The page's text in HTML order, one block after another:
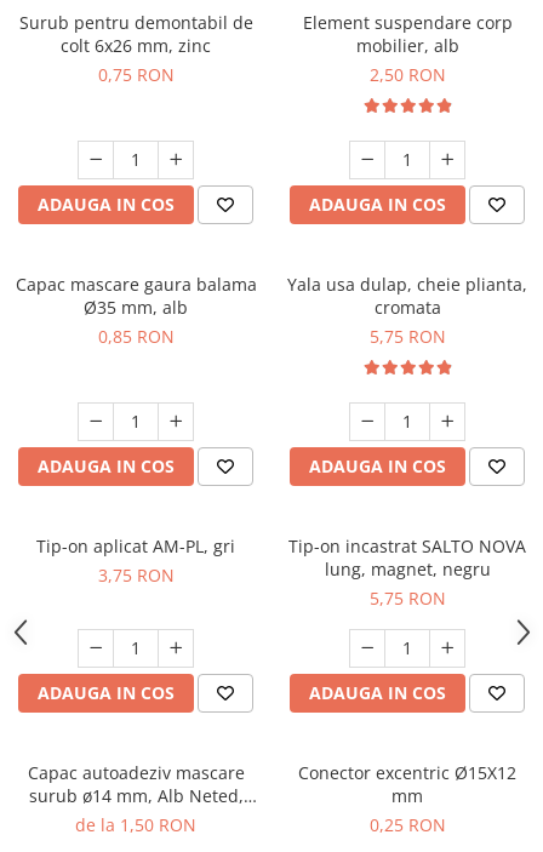
Surub pentru demontabil de
colt 6x26 mm, zinc
0,75 RON
ADAUGA IN COS
Element suspendare corp
mobilier, alb
2,50 RON
ADAUGA IN COS
Capac mascare gaura balama
Ø35 mm, alb
0,85 RON
ADAUGA IN COS
Yala usa dulap, cheie plianta,
cromata
5,75 RON
ADAUGA IN COS
Tip-on aplicat AM-PL, gri
3,75 RON
ADAUGA IN COS
Tip-on incastrat SALTO NOVA
lung, magnet, negru
5,75 RON
ADAUGA IN COS
Capac autoadeziv mascare
surub ø14 mm, Alb Neted,
folie 25 buc
de la 1,50 RON
Conector excentric Ø15X12
mm
0,25 RON